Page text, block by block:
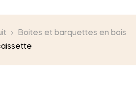
Boites et barquettes en bois